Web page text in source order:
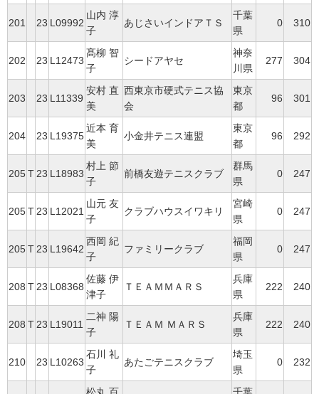
201 23 L09992
山内 淳
子
あじさいインドアＴＳ
千葉
県
0 310
202 23 L12473
髙柳 智
子
シードアヤセ
神奈
川県
277 304
203 23 L11339
安村 直
美
西東京市硬式テニス協
会
東京
都
96 301
204 23 L19375
近本 育
美
小金井テニス連盟
東京
都
96 292
205T 23 L18983
村上 節
子
前橋友遊テニスクラブ
群馬
県
0 247
205T 23 L12021
山元 友
子
クラブハウスイワキリ
宮崎
県
0 247
205T 23 L19642
西岡 紀
子
ファミリークラブ
福岡
県
0 247
208 T 23 L08368
佐藤 伊
津子
ＴＥＡＭＭＡＲＳ
兵庫
県
222 240
208 T 23 L19011
二神 陽
子
ＴＥＡＭ ＭＡＲＳ
兵庫
県
222 240
210 23 L10263
石川 礼
子
あたごテニスクラブ
埼玉
県
0 232